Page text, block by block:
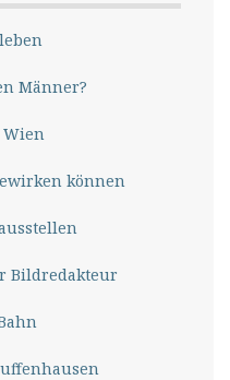
Männer?
können
Bildredakteur